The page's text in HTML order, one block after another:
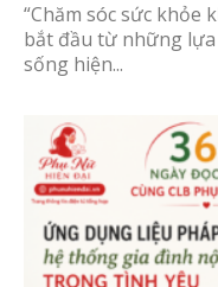
“Chăm sóc sức khỏe
bắt đầu từ những lựa
sống hiện...